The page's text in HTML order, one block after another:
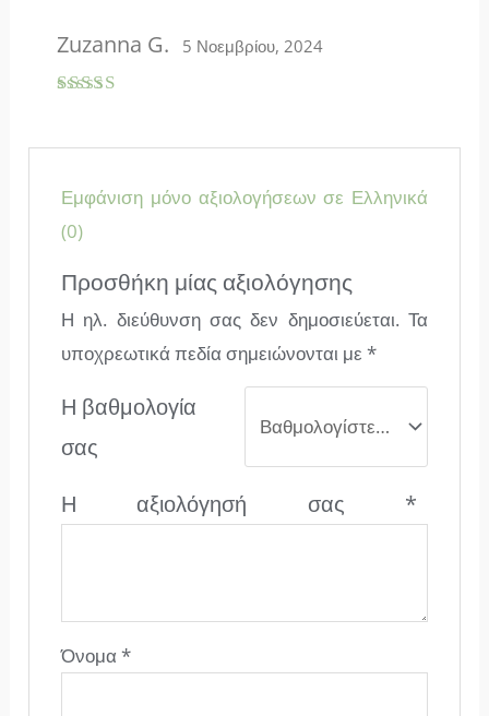
από 5
Zuzanna G. 5 Νοεμβρίου, 2024
Εμφάνιση μόνο αξιολογήσεων σε Ελληνικά
(0)
Προσθήκη μίας αξιολόγησης
Η ηλ. διεύθυνση σας δεν δημοσιεύεται. Τα
υποχρεωτικά πεδία σημειώνονται με *
Η βαθμολογία
σας
Η αξιολόγησή σας *
Όνομα *